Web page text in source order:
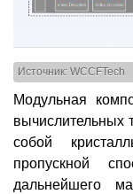
Источник: WCCFTech
Модульная
вычислительных
собой
пропускной
дальнейшего